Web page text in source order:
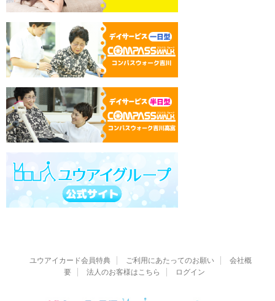
ユウアイカード会員特典 ご利用にあたってのお願い
会社概
要
法人のお客様はこちら ログイン